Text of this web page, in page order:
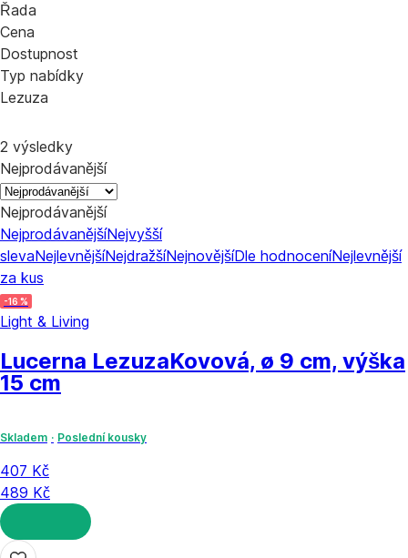
Řada
Cena
Dostupnost
Typ nabídky
Lezuza
2 výsledky
Nejprodávanější
Nejprodávanější
NejprodávanějšíNejvyšší
slevaNejlevnějšíNejdražšíNejnovějšíDle hodnoceníNejlevnější
za kus
-16 %
Light & Living
Lucerna LezuzaKovová, ø 9 cm, výška
15 cm
Skladem Poslední kousky
407 Kč
489 Kč
DO KOŠÍKU